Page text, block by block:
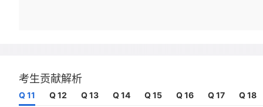
考生贡献解析
Q 11 Q 12 Q 13 Q 14 Q 15 Q 16 Q 17 Q 18